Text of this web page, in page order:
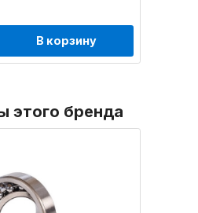
В корзину
этого бренда